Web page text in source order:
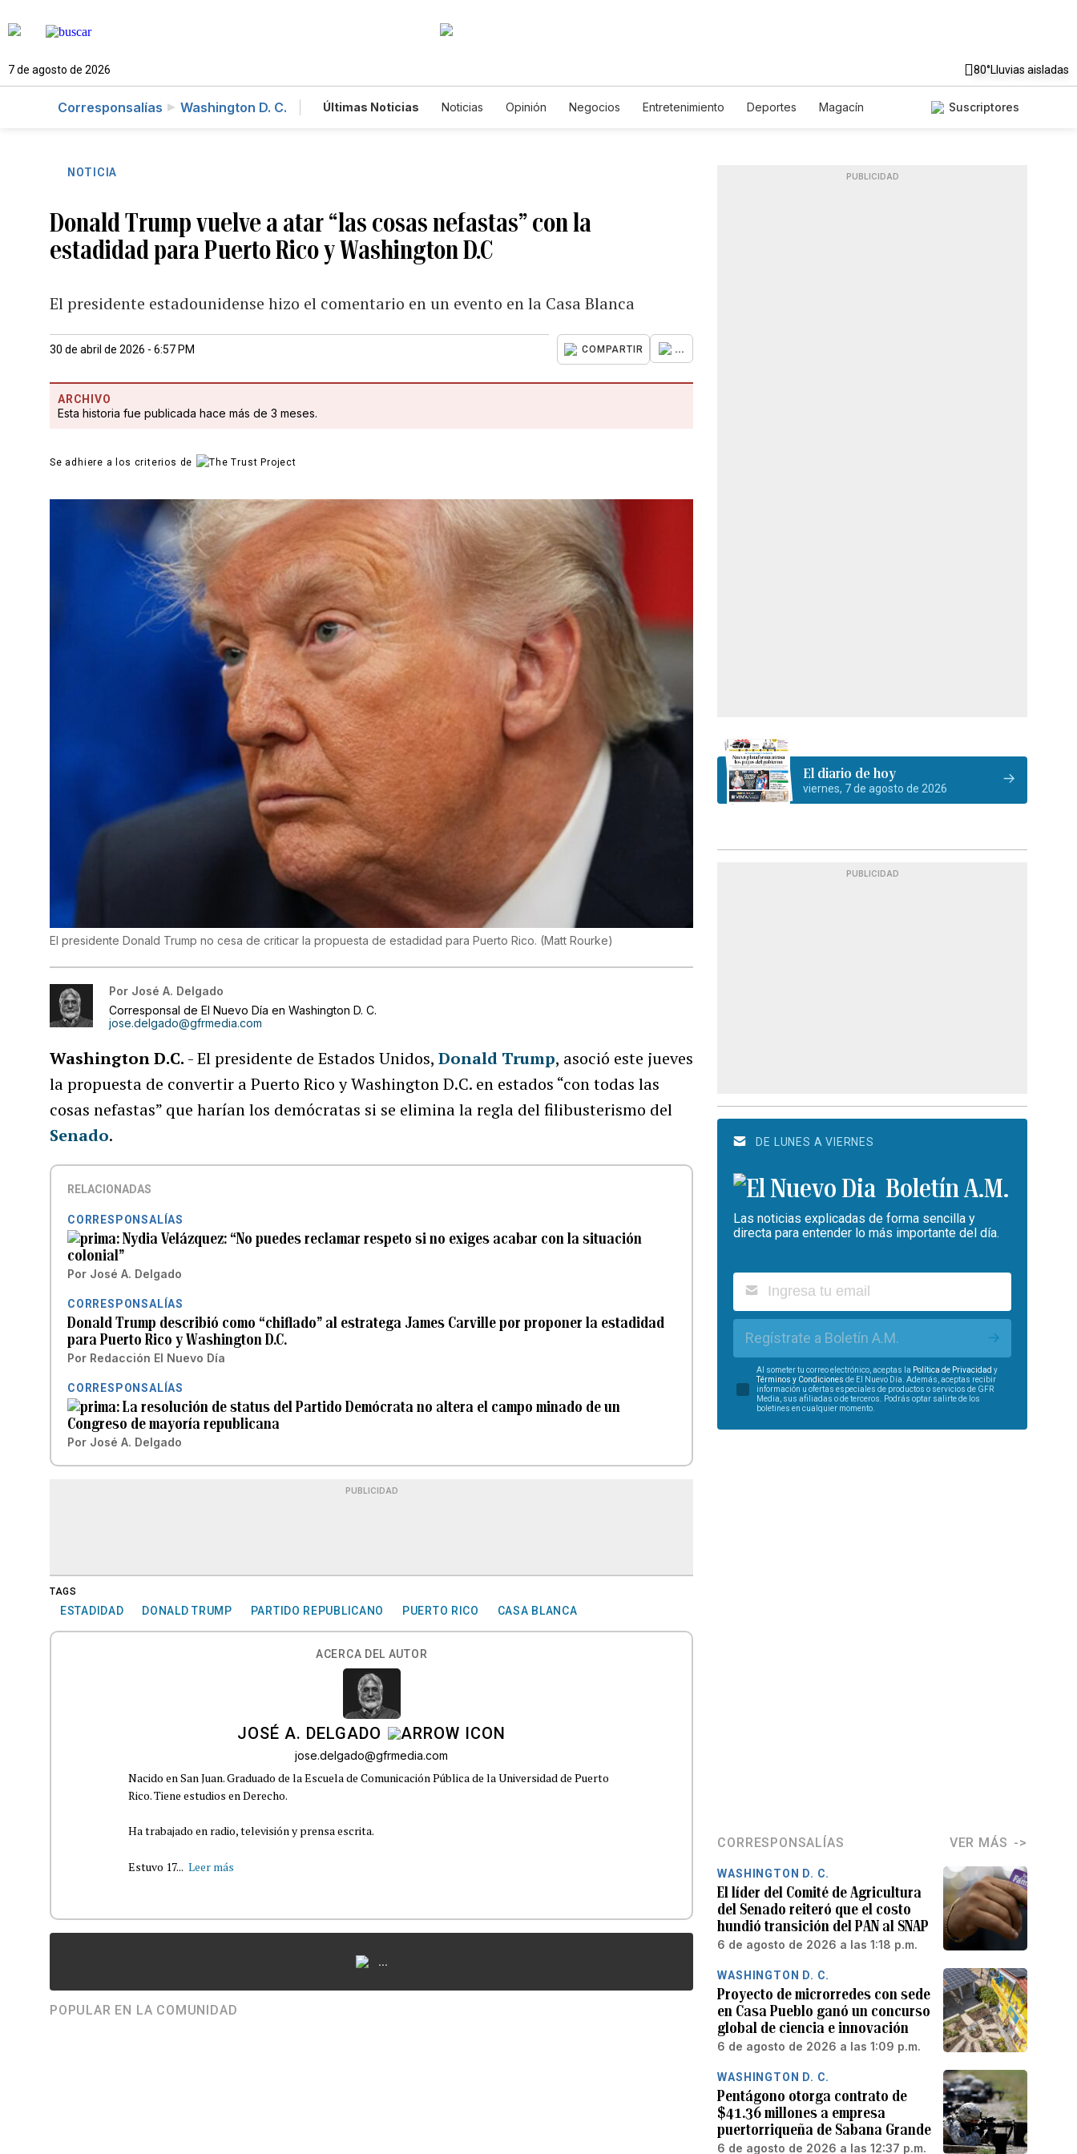
7 de agosto de 2026 80°Lluvias aisladas
Corresponsalías Washington D. C. Últimas Noticias Noticias Opinión Negocios Entretenimiento Deportes
Magacín
Suscriptores
NOTICIA
Donald Trump vuelve a atar “las cosas nefastas” con la
estadidad para Puerto Rico y Washington D.C
El presidente estadounidense hizo el comentario en un evento en la Casa Blanca
30 de abril de 2026 - 6:57 PM COMPARTIR ...
ARCHIVO
Esta historia fue publicada hace más de 3 meses.
Se adhiere a los criterios de
El presidente Donald Trump no cesa de criticar la propuesta de estadidad para Puerto Rico. (Matt Rourke)
Por José A. Delgado
Corresponsal de El Nuevo Día en Washington D. C.
jose.delgado@gfrmedia.com
Washington D.C. - El presidente de Estados Unidos,Donald Trump, asoció este jueves
la propuesta de convertir a Puerto Rico y Washington D.C. en estados “con todas las
cosas nefastas” que harían los demócratas si se elimina la regla del filibusterismo del
Senado.
RELACIONADAS
CORRESPONSALÍAS
Nydia Velázquez: “No puedes reclamar respeto si no exiges acabar con la situación
colonial”
Por José A. Delgado
CORRESPONSALÍAS
Donald Trump describió como “chiflado” al estratega James Carville por proponer la estadidad
para Puerto Rico y Washington D.C.
Por Redacción El Nuevo Día
CORRESPONSALÍAS
La resolución de status del Partido Demócrata no altera el campo minado de un
Congreso de mayoría republicana
Por José A. Delgado
PUBLICIDAD
TAGS
ESTADIDAD DONALD TRUMP PARTIDO REPUBLICANO PUERTO RICO CASA BLANCA
ACERCA DEL AUTOR
JOSÉ A. DELGADO
jose.delgado@gfrmedia.com
Nacido en San Juan. Graduado de la Escuela de Comunicación Pública de la Universidad de Puerto
Rico. Tiene estudios en Derecho.
Ha trabajado en radio, televisión y prensa escrita.
Estuvo 17... Leer más
...
POPULAR EN LA COMUNIDAD
PUBLICIDAD
El diario de hoy
viernes, 7 de agosto de 2026
PUBLICIDAD
DE LUNES A VIERNES
Boletín A.M.
Las noticias explicadas de forma sencilla y
directa para entender lo más importante del día.
Regístrate a Boletín A.M.
Al someter tu correo electrónico, aceptas la Política de Privacidad y
Términos y Condiciones de El Nuevo Día. Además, aceptas recibir
información u ofertas especiales de productos o servicios de GFR
Media, sus afiliadas o de terceros. Podrás optar salirte de los
boletines en cualquier momento.
CORRESPONSALÍAS VER MÁS
WASHINGTON D. C.
El líder del Comité de Agricultura
del Senado reiteró que el costo
hundió transición del PAN al SNAP
6 de agosto de 2026 a las 1:18 p.m.
WASHINGTON D. C.
Proyecto de microrredes con sede
en Casa Pueblo ganó un concurso
global de ciencia e innovación
6 de agosto de 2026 a las 1:09 p.m.
WASHINGTON D. C.
Pentágono otorga contrato de
$41.36 millones a empresa
puertorriqueña de Sabana Grande
6 de agosto de 2026 a las 12:37 p.m.